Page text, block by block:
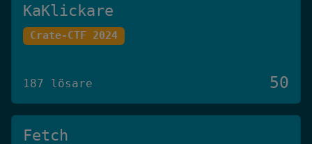
KaKlickare
Crate-CTF 2024
187 lösare 50
Fetch